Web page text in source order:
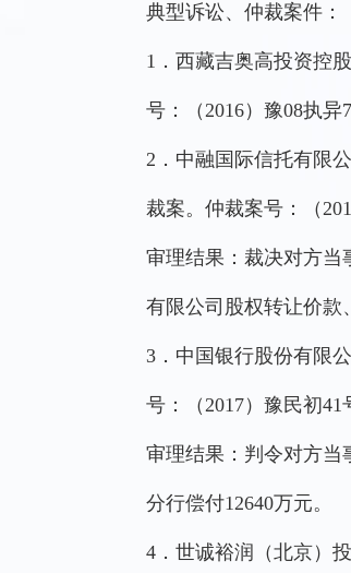
典型诉讼、仲裁案件：
1．西藏吉奥高投资控
号：（2016）豫08执异
2．中融国际信托有限
裁案。仲裁案号：（
审理结果：裁决对方当
有限公司股权转让价款
3．中国银行股份有限
号：（2017）豫民初41
审理结果：判令对方当
分行偿付12640万元。
4．世诚裕润（北京）